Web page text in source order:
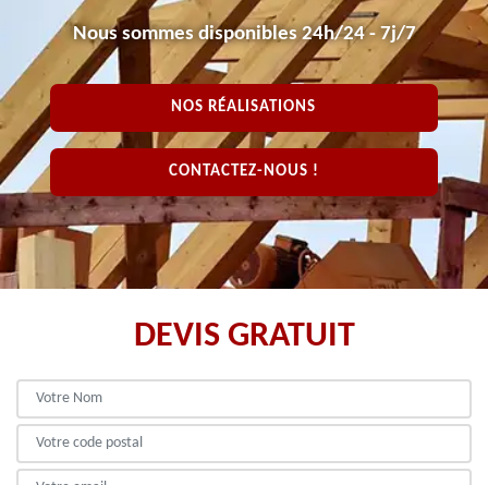
Nous sommes disponibles 24h/24 - 7j/7
NOS RÉALISATIONS
CONTACTEZ-NOUS !
DEVIS GRATUIT